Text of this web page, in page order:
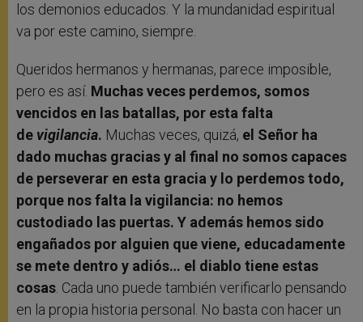
los demonios educados. Y la mundanidad espiritual
va por este camino, siempre.
Queridos hermanos y hermanas, parece imposible,
pero es así. Muchas veces perdemos, somos
vencidos en las batallas, por esta falta
de vigilancia. Muchas veces, quizá, el Señor ha
dado muchas gracias y al final no somos capaces
de perseverar en esta gracia y lo perdemos todo,
porque nos falta la vigilancia: no hemos
custodiado las puertas. Y además hemos sido
engañados por alguien que viene, educadamente
se mete dentro y adiós… el diablo tiene estas
cosas. Cada uno puede también verificarlo pensando
en la propia historia personal. No basta con hacer un